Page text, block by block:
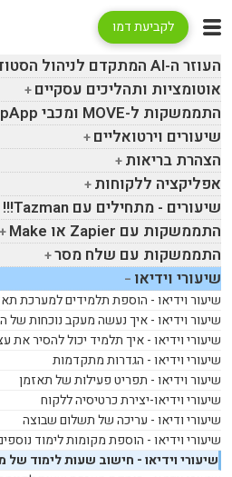
לקביעת דמו
העוזר ה-AI המתקדם לניהול
אוטומציות ותהליכים עסקיים
התממשקות ל-MOVE ומכבי
שיעורים וירטואליים
הצהרת בריאות
אפליקציה ללקוחות
שיעורים - מתחילים עם Tazman
!!!
התממשקות עם Zapier או Make
התממשקות עם שלח מסר
שיעורי וידיאו
שיעור וידיאו - הוספת תלמידים למערכת
שיעור וידיאו - איך נעשה מעקב נוכחות של
שיעורי וידיאו - איך תלמיד יכול להסיר את
שיעורי וידיאו - הגדרות מתקדמות
שיעור וידיאו - תפריט פעילות של תאזמן
שיעורי וידיאו-יצירת כרטיסיה ללקוח
שיעורי ודיאו - עריכה של תשלום שבוצה
שיעורי וידיאו - הוספת מקומות לימוד
שיעורי וידיאו - חישוב שעות לימוד של